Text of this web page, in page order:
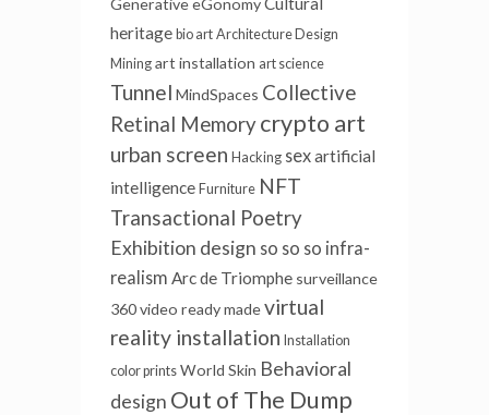
GenerativeeGonomy
heritage bio art Architecture Design
Mining art installation art science
Tunnel MindSpaces Collective
Retinal Memorycrypto art
urban screen Hacking sexartificial
intelligence Furniture NFT
Transactional Poetry
Exhibition design so so so infra-
realism Arc de Triomphe surveillance
360 video ready madevirtual
reality installation Installation
color prints World Skin Behavioral
design Out of The Dump